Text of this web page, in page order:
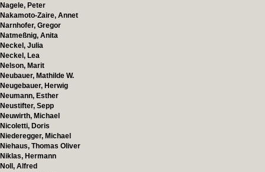
Nagele, Peter
Nakamoto-Zaire, Annet
Narnhofer, Gregor
Natmeßnig, Anita
Neckel, Julia
Neckel, Lea
Nelson, Marit
Neubauer, Mathilde W.
Neugebauer, Herwig
Neumann, Esther
Neustifter, Sepp
Neuwirth, Michael
Nicoletti, Doris
Niederegger, Michael
Niehaus, Thomas Oliver
Niklas, Hermann
Noll, Alfred